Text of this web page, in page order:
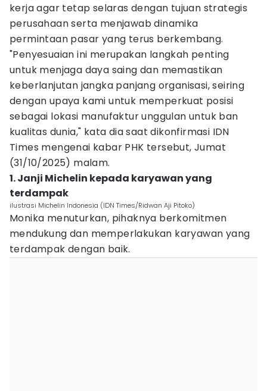
kerja agar tetap selaras dengan tujuan strategis
perusahaan serta menjawab dinamika
permintaan pasar yang terus berkembang.
"Penyesuaian ini merupakan langkah penting
untuk menjaga daya saing dan memastikan
keberlanjutan jangka panjang organisasi, seiring
dengan upaya kami untuk memperkuat posisi
sebagai lokasi manufaktur unggulan untuk ban
kualitas dunia," kata dia saat dikonfirmasi IDN
Times mengenai kabar PHK tersebut, Jumat
(31/10/2025) malam.
1. Janji Michelin kepada karyawan yang
terdampak
ilustrasi Michelin Indonesia (IDN Times/Ridwan Aji Pitoko)
Monika menuturkan, pihaknya berkomitmen
mendukung dan memperlakukan karyawan yang
terdampak dengan baik.